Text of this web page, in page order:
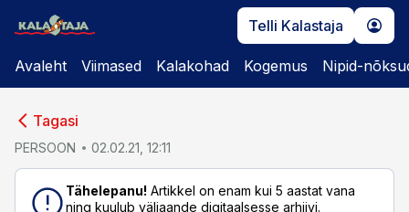
Telli Kalastaja
Avaleht Viimased Kalakohad Kogemus Nipid-
Tagasi
PERSOON 02.02.21, 12:11
Tähelepanu! Artikkel on enam kui 5 aastat vana
ning kuulub väljaande digitaalsesse arhiivi.